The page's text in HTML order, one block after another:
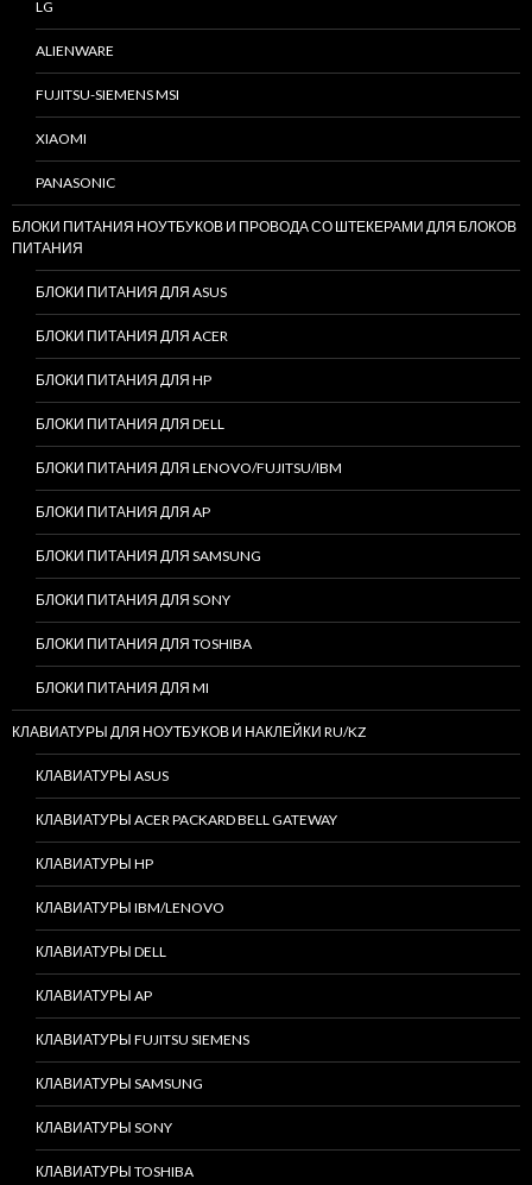
LG
ALIENWARE
FUJITSU-SIEMENS MSI
XIAOMI
PANASONIC
БЛОКИ ПИТАНИЯ НОУТБУКОВ И ПРОВОДА СО ШТЕКЕРАМИ ДЛЯ БЛОКОВ
ПИТАНИЯ
БЛОКИ ПИТАНИЯ ДЛЯ ASUS
БЛОКИ ПИТАНИЯ ДЛЯ ACER
БЛОКИ ПИТАНИЯ ДЛЯ HP
БЛОКИ ПИТАНИЯ ДЛЯ DELL
БЛОКИ ПИТАНИЯ ДЛЯ LENOVO/FUJITSU/IBM
БЛОКИ ПИТАНИЯ ДЛЯ AP
БЛОКИ ПИТАНИЯ ДЛЯ SAMSUNG
БЛОКИ ПИТАНИЯ ДЛЯ SONY
БЛОКИ ПИТАНИЯ ДЛЯ TOSHIBA
БЛОКИ ПИТАНИЯ ДЛЯ MI
КЛАВИАТУРЫ ДЛЯ НОУТБУКОВ И НАКЛЕЙКИ RU/KZ
КЛАВИАТУРЫ ASUS
КЛАВИАТУРЫ ACER PACKARD BELL GATEWAY
КЛАВИАТУРЫ HP
КЛАВИАТУРЫ IBM/LENOVO
КЛАВИАТУРЫ DELL
КЛАВИАТУРЫ AP
КЛАВИАТУРЫ FUJITSU SIEMENS
КЛАВИАТУРЫ SAMSUNG
КЛАВИАТУРЫ SONY
КЛАВИАТУРЫ TOSHIBA